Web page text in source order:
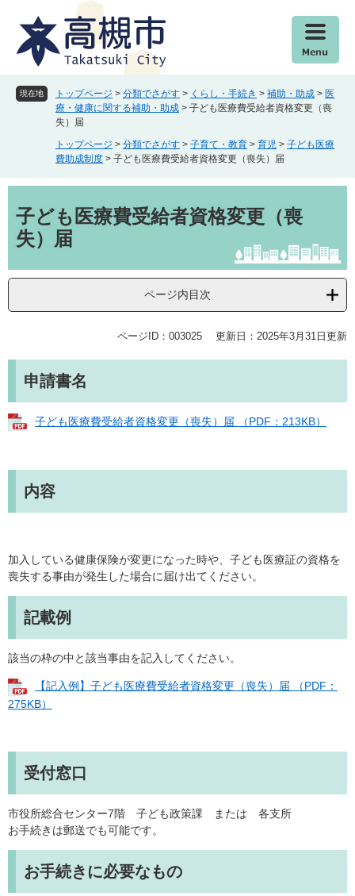
現在地 トップページ > 分類でさがす > くらし・手続き > 補助・助成 > 医
療・健康に関する補助・助成 > 子ども医療費受給者資格変更（喪
失）届
トップページ > 分類でさがす > 子育て・教育 > 育児 > 子ども医療
費助成制度 > 子ども医療費受給者資格変更（喪失）届
文子ども医療費受給者資格変更（喪
失）届
ページ内目次
ページID：003025 更新日：2025年3月31日更新
申請書名
子ども医療費受給者資格変更（喪失）届 （PDF：213KB）
内容
加入している健康保険が変更になった時や、子ども医療証の資格を
喪失する事由が発生した場合に届け出てください。
記載例
該当の枠の中と該当事由を記入してください。
【記入例】子ども医療費受給者資格変更（喪失）届 （PDF：
275KB）
受付窓口
市役所総合センター7階 子ども政策課 または 各支所
お手続きは郵送でも可能です。
お手続きに必要なもの